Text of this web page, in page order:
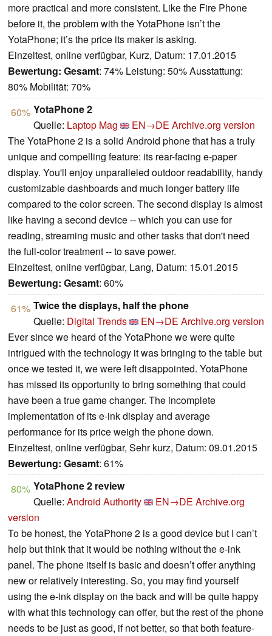
more practical and more consistent. Like the Fire Phone
before it, the problem with the YotaPhone isn’t the
YotaPhone; it’s the price its maker is asking.
Einzeltest, online verfügbar, Kurz, Datum: 17.01.2015
Bewertung: Gesamt: 74% Leistung: 50% Ausstattung:
80% Mobilität: 70%
60% YotaPhone 2
Quelle: Laptop Mag EN→DE Archive.org version
The YotaPhone 2 is a solid Android phone that has a truly
unique and compelling feature: its rear-facing e-paper
display. You'll enjoy unparalleled outdoor readability, handy
customizable dashboards and much longer battery life
compared to the color screen. The second display is almost
like having a second device -- which you can use for
reading, streaming music and other tasks that don't need
the full-color treatment -- to save power.
Einzeltest, online verfügbar, Lang, Datum: 15.01.2015
Bewertung: Gesamt: 60%
61% Twice the displays, half the phone
Quelle: Digital Trends EN→DE Archive.org version
Ever since we heard of the YotaPhone we were quite
intrigued with the technology it was bringing to the table but
once we tested it, we were left disappointed. YotaPhone
has missed its opportunity to bring something that could
have been a true game changer. The incomplete
implementation of its e-ink display and average
performance for its price weigh the phone down.
Einzeltest, online verfügbar, Sehr kurz, Datum: 09.01.2015
Bewertung: Gesamt: 61%
80% YotaPhone 2 review
Quelle: Android Authority EN→DE Archive.org
version
To be honest, the YotaPhone 2 is a good device but I can’t
help but think that it would be nothing without the e-ink
panel. The phone itself is basic and doesn’t offer anything
new or relatively interesting. So, you may find yourself
using the e-ink display on the back and will be quite happy
with what this technology can offer, but the rest of the phone
needs to be just as good, if not better, so that both feature-